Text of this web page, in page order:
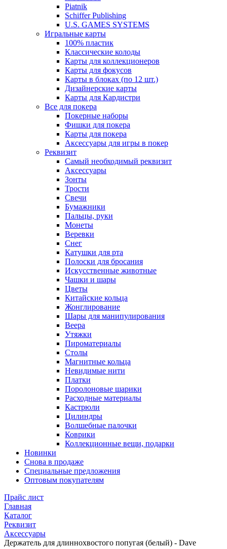
Piatnik
Schiffer Publishing
U.S. GAMES SYSTEMS
Игральные карты
100% пластик
Классические колоды
Карты для коллекционеров
Карты для фокусов
Карты в блоках (по 12 шт.)
Дизайнерские карты
Карты для Кардистри
Все для покера
Покерные наборы
Фишки для покера
Карты для покера
Аксессуары для игры в покер
Реквизит
Самый необходимый реквизит
Аксессуары
Зонты
Трости
Свечи
Бумажники
Пальцы, руки
Монеты
Веревки
Снег
Катушки для рта
Полоски для бросания
Искусственные животные
Чашки и шары
Цветы
Китайские кольца
Жонглирование
Шары для манипулирования
Веера
Утяжки
Пироматериалы
Столы
Магнитные кольца
Невидимые нити
Платки
Поролоновые шарики
Расходные материалы
Кастрюли
Цилиндры
Волшебные палочки
Коврики
Коллекционные вещи, подарки
Новинки
Снова в продаже
Специальные предложения
Оптовым покупателям
Прайс лист
Главная
Каталог
Реквизит
Аксессуары
Держатель для длиннохвостого попугая (белый) - Dave